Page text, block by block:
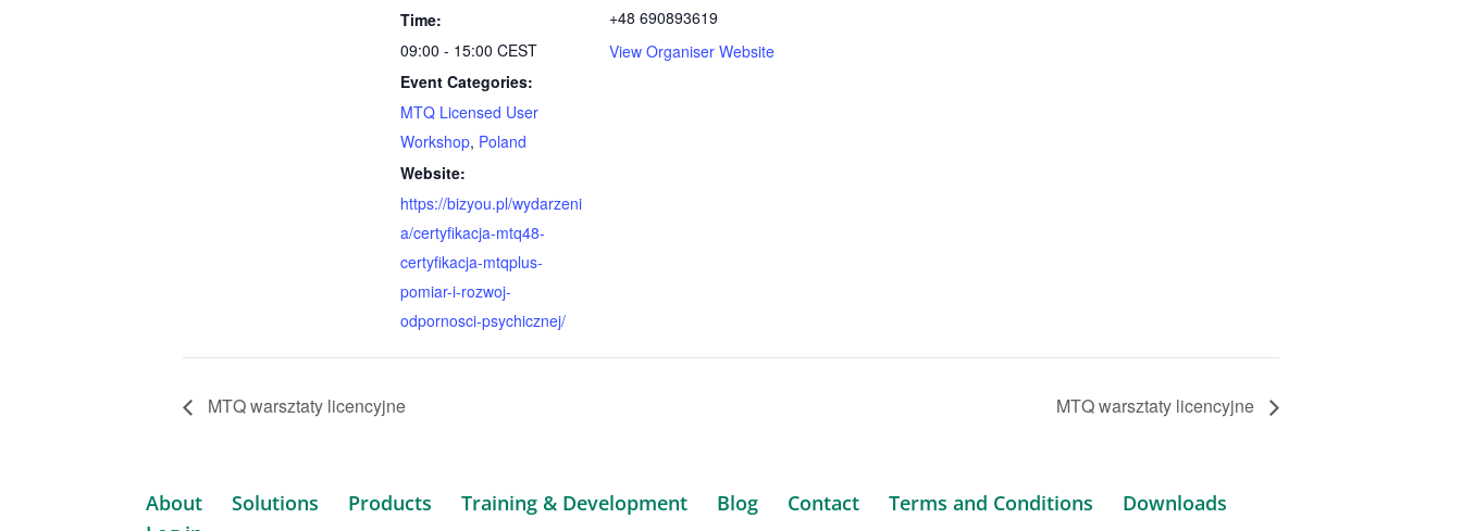
Time:
09:00 - 15:00 CEST
Event Categories:
MTQ Licensed User
Workshop, Poland
Website:
https://bizyou.pl/wydarzeni
a/certyfikacja-mtq48-
certyfikacja-mtqplus-
pomiar-i-rozwoj-
odpornosci-psychicznej/
+48 690893619
View Organiser Website
MTQ warsztaty licencyjne MTQ warsztaty licencyjne
About Solutions Products Training & Development Blog Contact Terms and Conditions
Downloads